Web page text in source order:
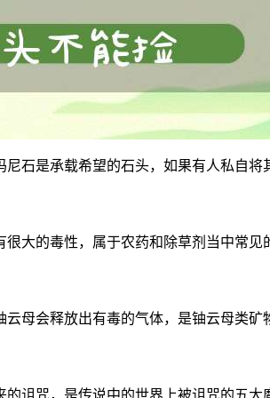
石是承载希望的石头，如果有人私自
大的毒性，属于农药和除草剂当中常
母会释放出有毒的气体，是铀云母类
诅咒，是传说中的世界上被诅咒的五